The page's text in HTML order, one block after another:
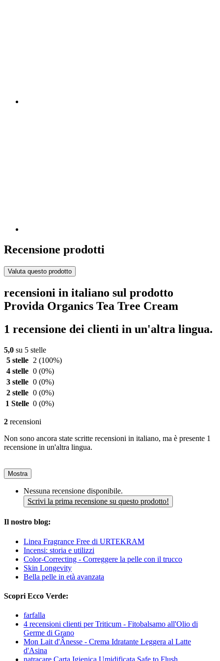
Recensione prodotti
Valuta questo prodotto
recensioni in italiano sul prodotto
Provida Organics Tea Tree Cream
1 recensione dei clienti in un'altra lingua.
5,0 su 5 stelle
5 stelle
2 (100%)
4 stelle 0 (0%)
3 stelle 0 (0%)
2 stelle 0 (0%)
1 Stelle 0 (0%)
2 recensioni
Non sono ancora state scritte recensioni in italiano, ma è presente 1
recensione in un'altra lingua.
Mostra
Nessuna recensione disponibile.
Scrivi la prima recensione su questo prodotto!
Il nostro blog:
Linea Fragrance Free di URTEKRAM
Incensi: storia e utilizzi
Color-Correcting - Correggere la pelle con il trucco
Skin Longevity
Bella pelle in età avanzata
Scopri Ecco Verde:
farfalla
4 recensioni clienti per Triticum - Fitobalsamo all'Olio di
Germe di Grano
Mon Lait d'Ânesse - Crema Idratante Leggera al Latte
d'Asina